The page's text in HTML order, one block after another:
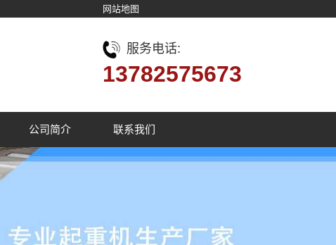
网站地图
服务电话:
13782575673
公司简介 联系我们